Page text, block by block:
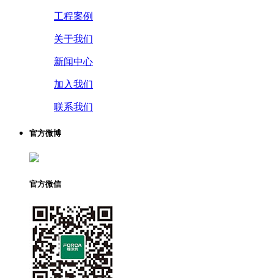
工程案例
关于我们
新闻中心
加入我们
联系我们
官方微博
官方微信